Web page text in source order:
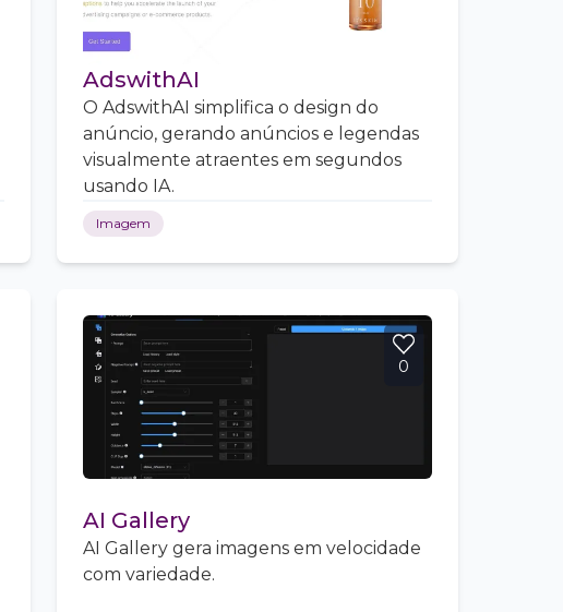
AdswithAI
O AdswithAI simplifica o design do
anúncio, gerando anúncios e legendas
visualmente atraentes em segundos
usando IA.
Imagem
0
AI Gallery
AI Gallery gera imagens em velocidade
com variedade.